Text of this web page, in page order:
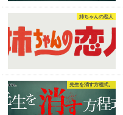
姉ちゃんの恋人
先生を消す方程式。